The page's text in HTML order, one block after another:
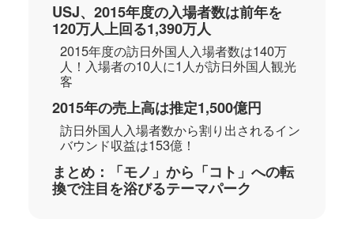
USJ、2015年度の入場者数は前年を
120万人上回る1,390万人
2015年度の訪日外国人入場者数は140万
人！入場者の10人に1人が訪日外国人観光
客
2015年の売上高は推定1,500億円
訪日外国人入場者数から割り出されるイン
バウンド収益は153億！
まとめ：「モノ」から「コト」への転
換で注目を浴びるテーマパーク